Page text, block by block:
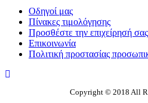
Οδηγοί μας
Πίνακες τιμολόγησης
Προσθέστε την επιχείρησή σας
Επικοινωνία
Πολιτική προστασίας
Copyright © 2018 All